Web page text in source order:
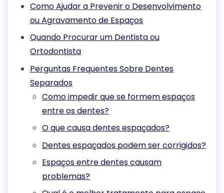
Como Ajudar a Prevenir o Desenvolvimento
ou Agravamento de Espaços
Quando Procurar um Dentista ou
Ortodontista
Perguntas Frequentes Sobre Dentes
Separados
Como impedir que se formem espaços
entre os dentes?
O que causa dentes espaçados?
Dentes espaçados podem ser corrigidos?
Espaços entre dentes causam
problemas?